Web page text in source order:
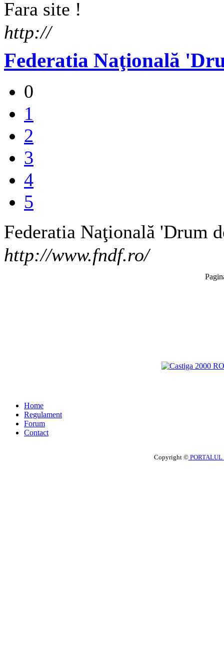
Fara site !
http://
Federatia Naţională
0
1
2
3
4
5
Federatia Naţională 'Drum
http://www.fndf.ro/
Home
Regulament
Forum
Contact
Copyright ©PORTALUL